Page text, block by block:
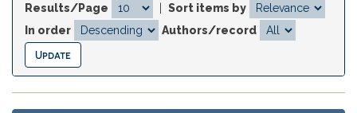
Results/Page
Sort items by
In order
Authors/record